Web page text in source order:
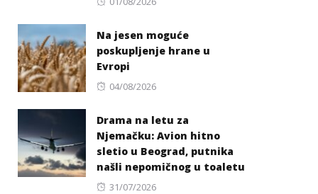
Na jesen moguće
poskupljenje hrane u
Evropi
Posted
04/08/2026
Drama na letu za
Njemačku: Avion hitno
sletio u Beograd, putnika
našli nepomičnog u toaletu
Posted
31/07/2026